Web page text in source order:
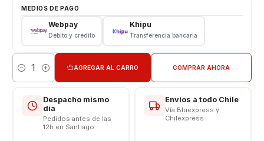
Características
Pantalla Honor
Modelo: Honor X6A - X6A Plus - X5 Plus - X58 Plus -
X5B - X5B Plus - Honor Play 40
Color: Negro
CONSULTE POR INSTALACION EN TIENDA
-------------------------------------------
MEDIOS DE PAGO
Webpay
Débito y crédito
Khipu
Transferencia bancaria
Cantidad
AGREGAR AL CARRO COMPRAR AHORA
Despacho mismo
día
Pedidos antes de las
12h en Santiago
Envíos a todo Chile
Vía Bluexpress y
Chilexpress